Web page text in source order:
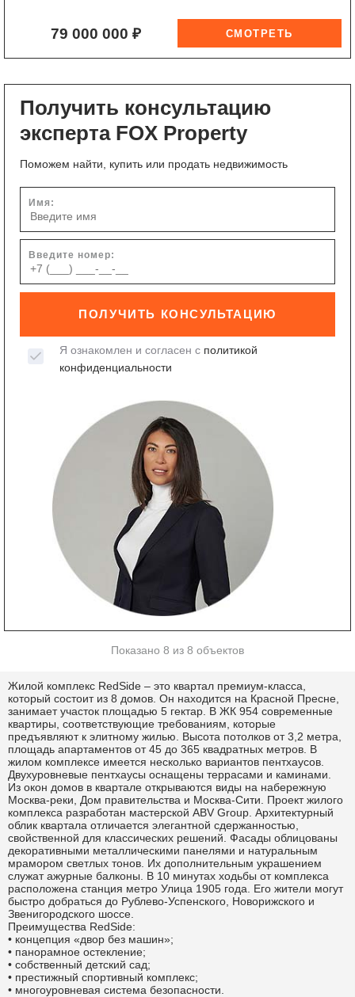
79 000 000 ₽
Получить консультацию
эксперта FOX Property
Поможем найти, купить или продать недвижимость
Имя:
Введите номер:
ПОЛУЧИТЬ КОНСУЛЬТАЦИЮ
Я ознакомлен и согласен с политикой
конфиденциальности
Показано 8 из 8 объектов
Жилой комплекс RedSide – это квартал премиум-класса,
который состоит из 8 домов. Он находится на Красной Пресне,
занимает участок площадью 5 гектар. В ЖК 954 современные
квартиры, соответствующие требованиям, которые
предъявляют к элитному жилью. Высота потолков от 3,2 метра,
площадь апартаментов от 45 до 365 квадратных метров. В
жилом комплексе имеется несколько вариантов пентхаусов.
Двухуровневые пентхаусы оснащены террасами и каминами.
Из окон домов в квартале открываются виды на набережную
Москва-реки, Дом правительства и Москва-Сити. Проект жилого
комплекса разработан мастерской ABV Group. Архитектурный
облик квартала отличается элегантной сдержанностью,
свойственной для классических решений. Фасады облицованы
декоративными металлическими панелями и натуральным
мрамором светлых тонов. Их дополнительным украшением
служат ажурные балконы. В 10 минутах ходьбы от комплекса
расположена станция метро Улица 1905 года. Его жители могут
быстро добраться до Рублево-Успенского, Новорижского и
Звенигородского шоссе.
Преимущества RedSide:
• концепция «двор без машин»;
• панорамное остекление;
• собственный детский сад;
• престижный спортивный комплекс;
• многоуровневая система безопасности.